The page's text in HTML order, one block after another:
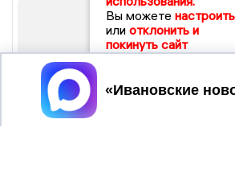
Вы можете настроить
или отклонить и
покинуть сайт
Принять